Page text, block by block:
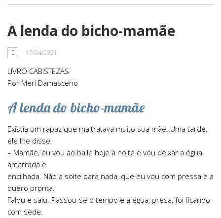
A lenda do bicho-mamãe
17/04/2021
LIVRO CABISTEZAS
Por Meri Damasceno
A lenda do bicho-mamãe
Existia um rapaz que maltratava muito sua mãe. Uma tarde,
ele lhe disse:
– Mamãe, eu vou ao baile hoje à noite e vou deixar a égua
amarrada e
encilhada. Não a solte para nada, que eu vou com pressa e a
quero pronta.
Falou e saiu. Passou-se o tempo e a égua, presa, foi ficando
com sede.